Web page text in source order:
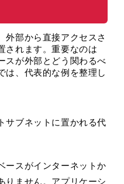
外部から直接アクセスさ
されます。重要なのは
スが外部とどう関わるべ
は、代表的な例を整理し
サブネットに置かれる代
ースがインターネットか
りません。アプリケーシ